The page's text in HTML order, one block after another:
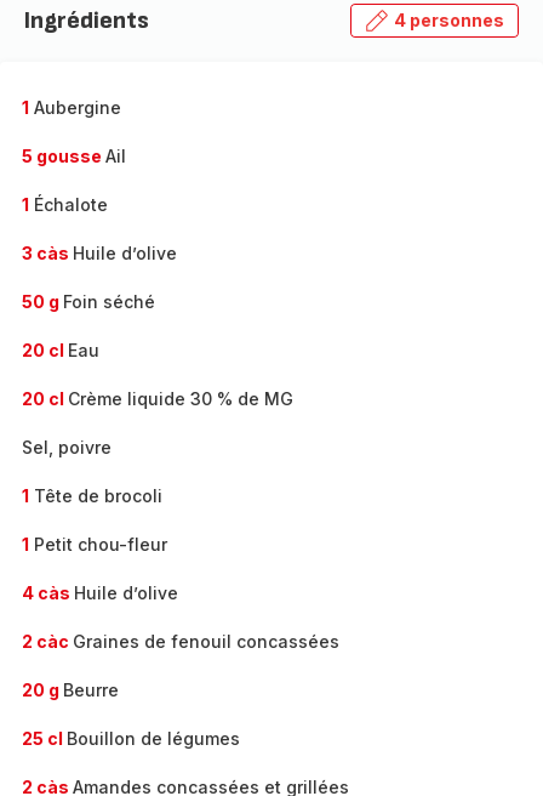
Ingrédients 4 personnes
1 Aubergine
5 gousse Ail
1 Échalote
3 càs Huile d’olive
50 g Foin séché
20 cl Eau
20 cl Crème liquide 30 % de MG
Sel, poivre
1 Tête de brocoli
1 Petit chou-fleur
4 càs Huile d’olive
2 càc Graines de fenouil concassées
20 g Beurre
25 cl Bouillon de légumes
2 càs Amandes concassées et grillées